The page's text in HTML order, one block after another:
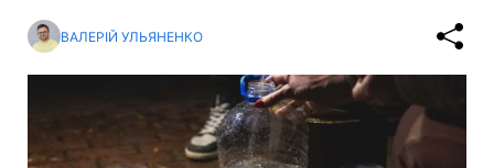
ВАЛЕРІЙ УЛЬЯНЕНКО